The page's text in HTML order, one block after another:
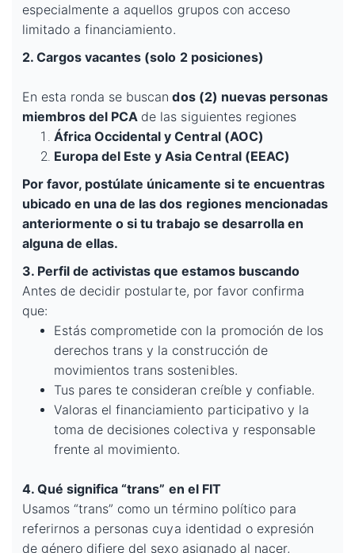
especialmente a aquellos grupos con acceso
limitado a financiamiento.
2. Cargos vacantes (solo 2 posiciones)
En esta ronda se buscan dos (2) nuevas personas
miembros del PCA de las siguientes regiones
África Occidental y Central (AOC)
Europa del Este y Asia Central (EEAC)
Por favor, postúlate únicamente si te encuentras
ubicado en una de las dos regiones mencionadas
anteriormente o si tu trabajo se desarrolla en
alguna de ellas.
3. Perfil de activistas que estamos buscando
Antes de decidir postularte, por favor confirma
que:
Estás comprometide con la promoción de los
derechos trans y la construcción de
movimientos trans sostenibles.
Tus pares te consideran creíble y confiable.
Valoras el financiamiento participativo y la
toma de decisiones colectiva y responsable
frente al movimiento.
4. Qué significa “trans” en el FIT
Usamos “trans” como un término político para
referirnos a personas cuya identidad o expresión
de género difiere del sexo asignado al nacer,